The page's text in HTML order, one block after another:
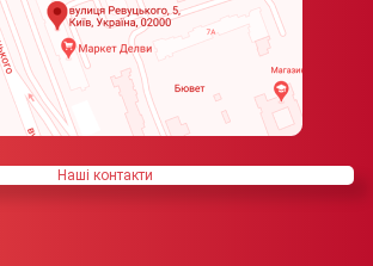
Нашi контакти